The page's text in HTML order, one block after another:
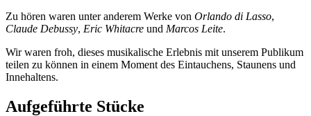
Zu hören waren unter anderem Werke von Orlando di Lasso,
Claude Debussy, Eric Whitacre und Marcos Leite.
Wir waren froh, dieses musikalische Erlebnis mit unserem Publikum
teilen zu können in einem Moment des Eintauchens, Staunens und
Innehaltens.
Aufgeführte Stücke